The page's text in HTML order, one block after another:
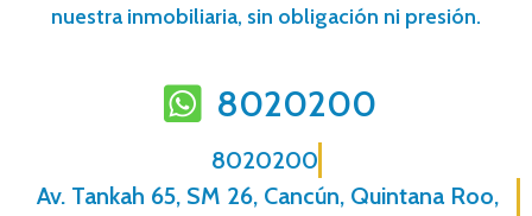
nuestra inmobiliaria, sin obligación ni presión.
8020200
8020200
Av. Tankah 65, SM 26, Cancún, Quintana Roo,